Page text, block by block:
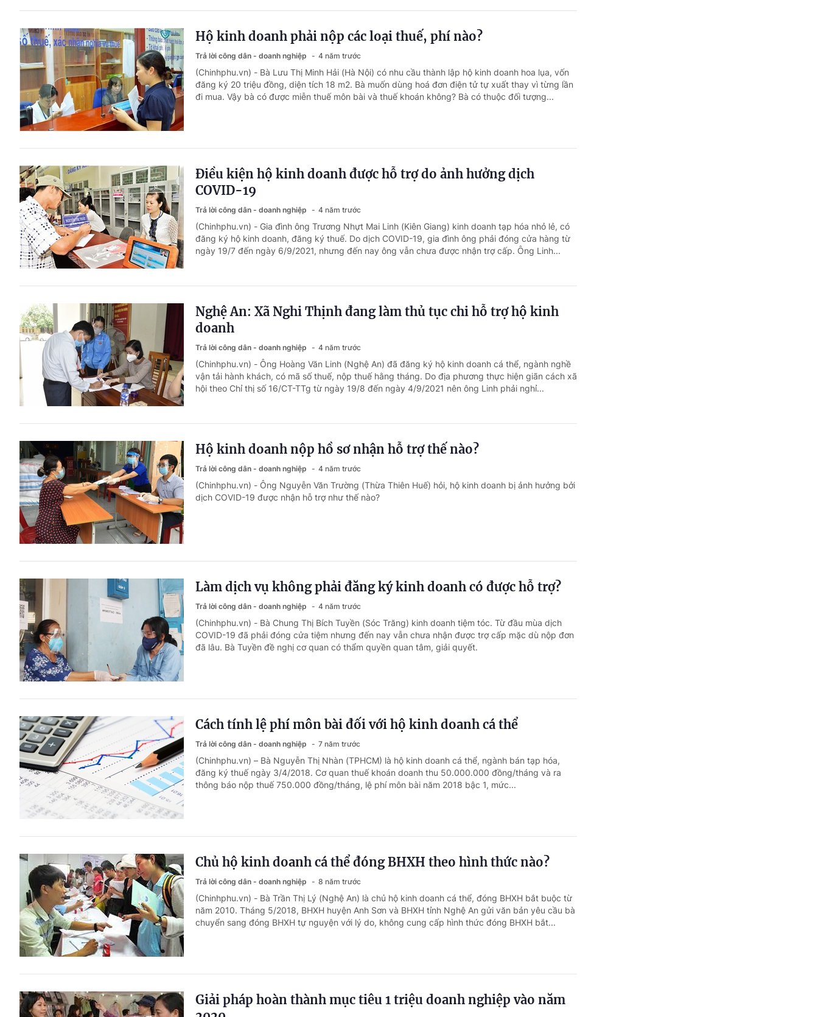
Hộ kinh doanh phải nộp các loại thuế, phí nào?
Trả lời công dân - doanh nghiệp 4 năm trước
(Chinhphu.vn) - Bà Lưu Thị Minh Hải (Hà Nội) có nhu cầu thành lập hộ kinh doanh hoa lụa, vốn
đăng ký 20 triệu đồng, diện tích 18 m2. Bà muốn dùng hoá đơn điện tử tự xuất thay vì từng lần
đi mua. Vậy bà có được miễn thuế môn bài và thuế khoán không? Bà có thuộc đối tượng...
Điều kiện hộ kinh doanh được hỗ trợ do ảnh hưởng dịch
COVID-19
Trả lời công dân - doanh nghiệp 4 năm trước
(Chinhphu.vn) - Gia đình ông Trương Nhựt Mai Linh (Kiên Giang) kinh doanh tạp hóa nhỏ lẻ, có
đăng ký hộ kinh doanh, đăng ký thuế. Do dịch COVID-19, gia đình ông phải đóng cửa hàng từ
ngày 19/7 đến ngày 6/9/2021, nhưng đến nay ông vẫn chưa được nhận trợ cấp. Ông Linh...
Nghệ An: Xã Nghi Thịnh đang làm thủ tục chi hỗ trợ hộ kinh
doanh
Trả lời công dân - doanh nghiệp 4 năm trước
(Chinhphu.vn) - Ông Hoàng Văn Linh (Nghệ An) đã đăng ký hộ kinh doanh cá thể, ngành nghề
vận tải hành khách, có mã số thuế, nộp thuế hằng tháng. Do địa phương thực hiện giãn cách xã
hội theo Chỉ thị số 16/CT-TTg từ ngày 19/8 đến ngày 4/9/2021 nên ông Linh phải nghỉ...
Hộ kinh doanh nộp hồ sơ nhận hỗ trợ thế nào?
Trả lời công dân - doanh nghiệp 4 năm trước
(Chinhphu.vn) - Ông Nguyễn Văn Trường (Thừa Thiên Huế) hỏi, hộ kinh doanh bị ảnh hưởng bởi
dịch COVID-19 được nhận hỗ trợ như thế nào?
Làm dịch vụ không phải đăng ký kinh doanh có được hỗ trợ?
Trả lời công dân - doanh nghiệp 4 năm trước
(Chinhphu.vn) - Bà Chung Thị Bích Tuyền (Sóc Trăng) kinh doanh tiệm tóc. Từ đầu mùa dịch
COVID-19 đã phải đóng cửa tiệm nhưng đến nay vẫn chưa nhận được trợ cấp mặc dù nộp đơn
đã lâu. Bà Tuyền đề nghị cơ quan có thẩm quyền quan tâm, giải quyết.
Cách tính lệ phí môn bài đối với hộ kinh doanh cá thể
Trả lời công dân - doanh nghiệp 7 năm trước
(Chinhphu.vn) – Bà Nguyễn Thị Nhàn (TPHCM) là hộ kinh doanh cá thể, ngành bán tạp hóa,
đăng ký thuế ngày 3/4/2018. Cơ quan thuế khoán doanh thu 50.000.000 đồng/tháng và ra
thông báo nộp thuế 750.000 đồng/tháng, lệ phí môn bài năm 2018 bậc 1, mức...
Chủ hộ kinh doanh cá thể đóng BHXH theo hình thức nào?
Trả lời công dân - doanh nghiệp 8 năm trước
(Chinhphu.vn) - Bà Trần Thị Lý (Nghệ An) là chủ hộ kinh doanh cá thể, đóng BHXH bắt buộc từ
năm 2010. Tháng 5/2018, BHXH huyện Anh Sơn và BHXH tỉnh Nghệ An gửi văn bản yêu cầu bà
chuyển sang đóng BHXH tự nguyện với lý do, không cung cấp hình thức đóng BHXH bắt...
Giải pháp hoàn thành mục tiêu 1 triệu doanh nghiệp vào năm